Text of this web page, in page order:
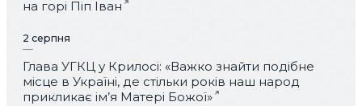
на горі Піп Іван
2 серпня
Глава УГКЦ у Крилосі: «Важко знайти подібне
місце в Україні, де стільки років наш народ
прикликає ім’я Матері Божої»